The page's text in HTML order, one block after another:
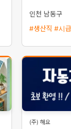
인천 남동구
#생산직 #시
(주) 해요